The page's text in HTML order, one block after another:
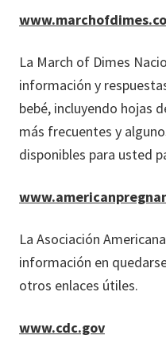
La March of Dimes
información y
bebé, incluyendo hojas
más frecuentes y
disponibles para usted
La Asociación
información en
otros enlaces útiles.
www.cdc.gov